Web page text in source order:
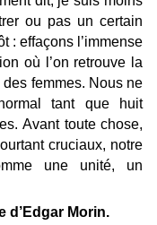
ou pas un certain
: effaçons l’immense
où l’on retrouve la
des femmes. Nous ne
tant que huit
Avant toute chose,
cruciaux, notre
une unité, un
d’Edgar Morin.